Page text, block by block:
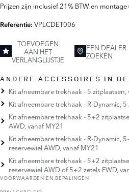
Prijzen zijn inclusief 21% BTW en
Referentie: VPLCDET006
TOEVOEGEN
AAN HET
VERLANGLIJSTJE
EEN DEALER
ZOEKEN
ANDERE ACCESSOIRES IN
Kit afneembare trekhaak - 5 zitplaatsen,
Kit afneembare trekhaak - R-Dynamic,
Kit afneembare trekhaak - 5+2
AWD, vanaf MY21
Kit afneembare trekhaak - R-Dynamic,
reservewiel AWD, vanaf MY21
Kit afneembare trekhaak - 5+2
reservewiel AWD of 5+2 zetels FWD,
VOORWAARDEN EN BEPALINGEN